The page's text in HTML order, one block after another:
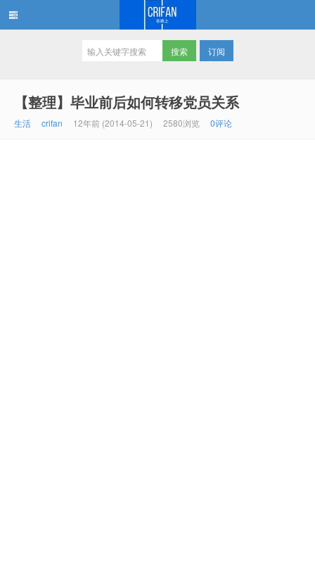
订阅
【整理】毕业前后如何转移党员关系
生活 crifan 12年前 (2014-05-21) 2580浏览 0评论